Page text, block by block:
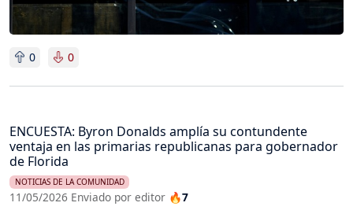
0 0
ENCUESTA: Byron Donalds amplía su contundente
ventaja en las primarias republicanas para gobernador
de Florida
NOTICIAS DE LA COMUNIDAD
11/05/2026 Enviado por editor 🔥7